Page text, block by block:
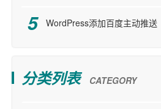
WordPress添加百度主动推送
分类列表 CATEGORY